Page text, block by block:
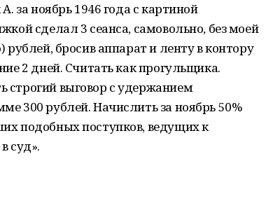
за ноябрь 1946 года с картиной
сделал 3 сеанса, самовольно, без моей
рублей, бросив аппарат и ленту в контору
2 дней. Считать как прогульщика.
строгий выговор с удержанием
300 рублей. Начислить за ноябрь 50%
подобных поступков, ведущих к
суд».